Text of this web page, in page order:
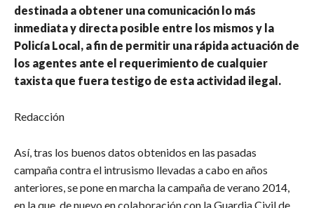
destinada a obtener una comunicación lo más
inmediata y directa posible entre los mismos y la
Policía Local, a fin de permitir una rápida actuación de
los agentes ante el requerimiento de cualquier
taxista que fuera testigo de esta actividad ilegal.
Redacción
Así, tras los buenos datos obtenidos en las pasadas
campaña contra el intrusismo llevadas a cabo en años
anteriores, se pone en marcha la campaña de verano 2014,
en la que, de nuevo en colaboración con la Guardia Civil de